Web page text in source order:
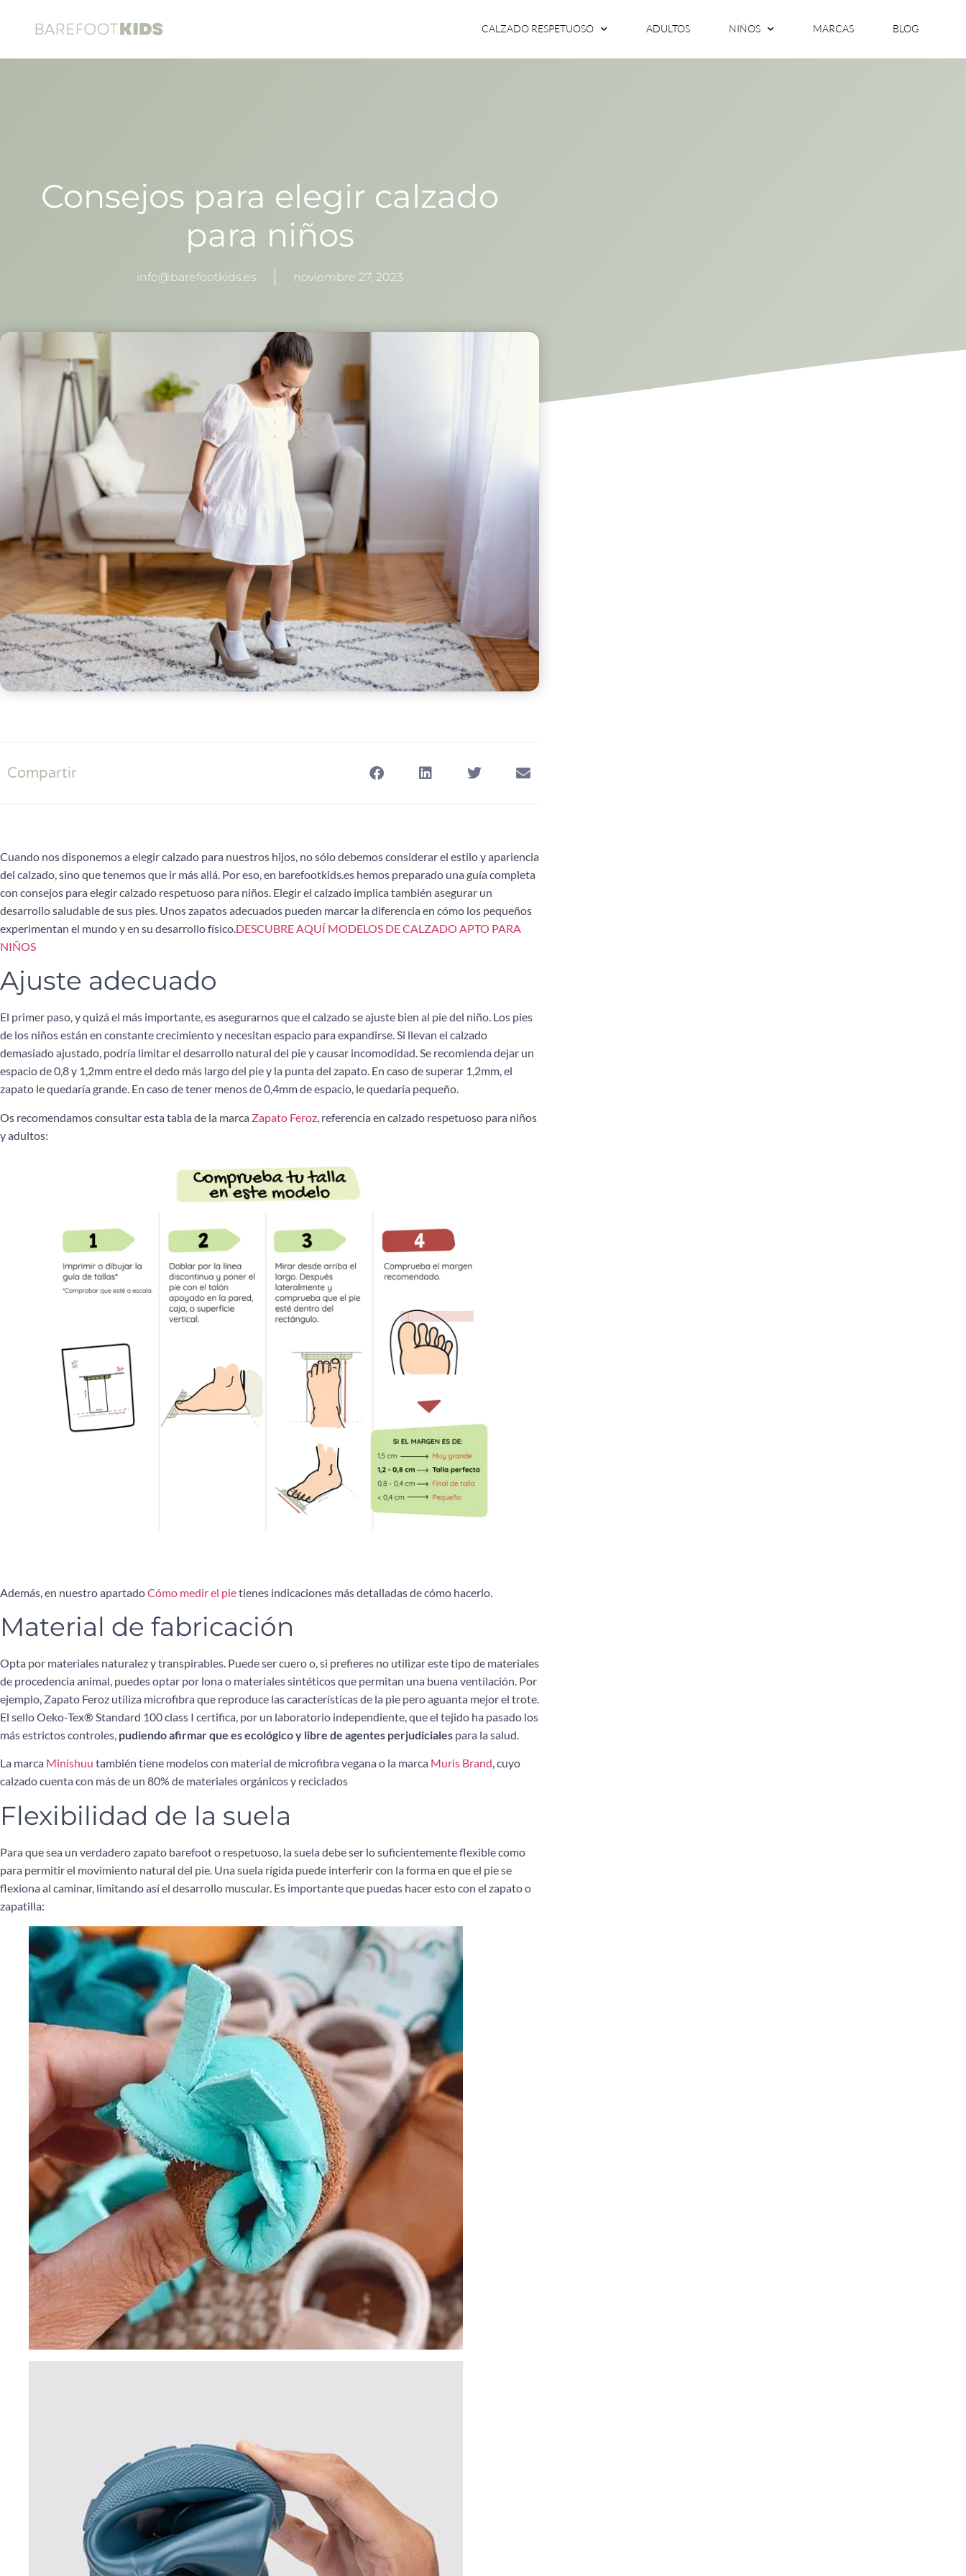
CALZADO RESPETUOSO ADULTOS NIÑOS MARCAS BLOG
Consejos para elegir calzado
para niños
info@barefootkids.es noviembre 27, 2023
Compartir
Cuando nos disponemos a elegir calzado para nuestros hijos, no sólo debemos considerar el estilo y apariencia
del calzado, sino que tenemos que ir más allá. Por eso, en barefootkids.es hemos preparado una guía completa
con consejos para elegir calzado respetuoso para niños. Elegir el calzado implica también asegurar un
desarrollo saludable de sus pies. Unos zapatos adecuados pueden marcar la diferencia en cómo los pequeños
experimentan el mundo y en su desarrollo físico.DESCUBRE AQUÍ MODELOS DE CALZADO APTO PARA
NIÑOS
Ajuste adecuado
El primer paso, y quizá el más importante, es asegurarnos que el calzado se ajuste bien al pie del niño. Los pies
de los niños están en constante crecimiento y necesitan espacio para expandirse. Si llevan el calzado
demasiado ajustado, podría limitar el desarrollo natural del pie y causar incomodidad. Se recomienda dejar un
espacio de 0,8 y 1,2mm entre el dedo más largo del pie y la punta del zapato. En caso de superar 1,2mm, el
zapato le quedaría grande. En caso de tener menos de 0,4mm de espacio, le quedaría pequeño.
Os recomendamos consultar esta tabla de la marca Zapato Feroz, referencia en calzado respetuoso para niños
y adultos:
Además, en nuestro apartadoCómo medir el pietienes indicaciones más detalladas de cómo hacerlo.
Material de fabricación
Opta por materiales naturalez y transpirables. Puede ser cuero o, si prefieres no utilizar este tipo de materiales
de procedencia animal, puedes optar por lona o materiales sintéticos que permitan una buena ventilación. Por
ejemplo, Zapato Feroz utiliza microfibra que reproduce las características de la pie pero aguanta mejor el trote.
El sello Oeko-Tex® Standard 100 class I certifica, por un laboratorio independiente, que el tejido ha pasado los
más estrictos controles, pudiendo afirmar que es ecológico y libre de agentes perjudiciales para la salud.
La marca Minishuu también tiene modelos con material de microfibra vegana o la marca Muris Brand, cuyo
calzado cuenta con más de un 80% de materiales orgánicos y reciclados
Flexibilidad de la suela
Para que sea un verdadero zapato barefoot o respetuoso, la suela debe ser lo suficientemente flexible como
para permitir el movimiento natural del pie. Una suela rígida puede interferir con la forma en que el pie se
flexiona al caminar, limitando así el desarrollo muscular. Es importante que puedas hacer esto con el zapato o
zapatilla: